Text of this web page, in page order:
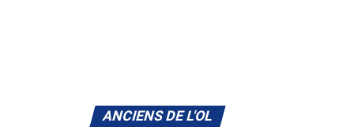
ANCIENS DE L'OL